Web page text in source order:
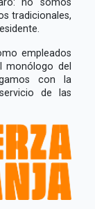
tradicionales,
empleados
monólogo del
con la
de las